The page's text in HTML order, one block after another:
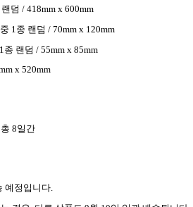
덤 / 418mm x 600mm
1종 랜덤 / 70mm x 120mm
1 종 랜덤 / 55mm x 85mm
x 520mm
8일간
예정입니다.